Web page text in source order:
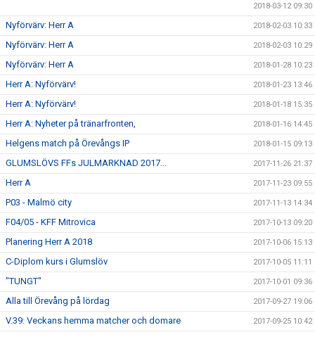
2018-03-12 09:30
Nyförvärv: Herr A 2018-02-03 10:33
Nyförvärv: Herr A 2018-02-03 10:29
Nyförvärv: Herr A 2018-01-28 10:23
Herr A: Nyförvärv! 2018-01-23 13:46
Herr A: Nyförvärv! 2018-01-18 15:35
Herr A: Nyheter på tränarfronten, 2018-01-16 14:45
Helgens match på Örevångs IP 2018-01-15 09:13
GLUMSLÖVS FFs JULMARKNAD 2017... 2017-11-26 21:37
Herr A 2017-11-23 09:55
P03 - Malmö city 2017-11-13 14:34
F04/05 - KFF Mitrovica 2017-10-13 09:20
Planering Herr A 2018 2017-10-06 15:13
C-Diplom kurs i Glumslöv 2017-10-05 11:11
"TUNGT" 2017-10-01 09:36
Alla till Örevång på lördag 2017-09-27 19:06
V.39: Veckans hemma matcher och domare 2017-09-25 10:42